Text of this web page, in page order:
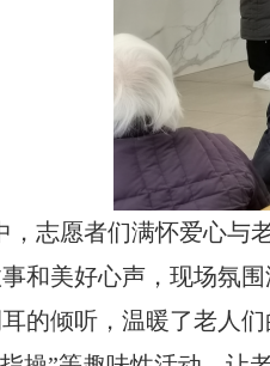
，志愿者们满怀爱心与
和美好心声， 现场氛围
的倾听，温暖了老人